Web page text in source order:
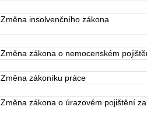
Změna insolvenčního zákona
Změna zákona o nemocenském
Změna zákoníku práce
Změna zákona o úrazovém pojištění